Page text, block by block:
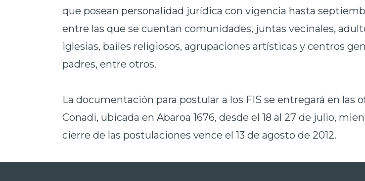
que posean personalidad jurídica con vigencia hasta
entre las que se cuentan comunidades, juntas vecinales,
iglesias, bailes religiosos, agrupaciones artísticas y centros
padres, entre otros.
La documentación para postular a los FIS se entregará en las
Conadi, ubicada en Abaroa 1676, desde el 18 al 27 de julio,
cierre de las postulaciones vence el 13 de agosto de 2012.